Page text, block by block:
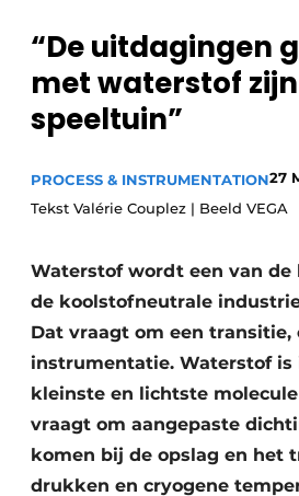
Vacature aanmelden
Vacatures
Video’s
“De uitdagingen
met waterstof
speeltuin”
PROCESS & INSTRUMENTATION27
Tekst Valérie Couplez | Beeld VEGA
Waterstof wordt een van de
de koolstofneutrale
Dat vraagt om een transitie,
instrumentatie. Waterstof is
kleinste en lichtste
vraagt om aangepaste
komen bij de opslag en het
drukken en cryogene